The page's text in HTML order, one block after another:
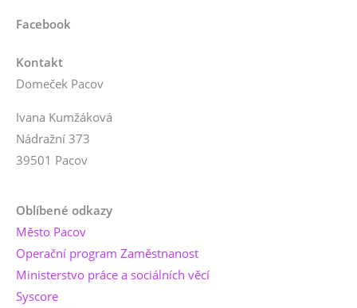
Facebook
Kontakt
Domeček Pacov
Ivana Kumžáková
Nádražní 373
39501 Pacov
Oblíbené odkazy
Město Pacov
Operační program Zaměstnanost
Ministerstvo práce a sociálních věcí
Syscore